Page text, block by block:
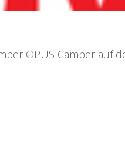
OPUS Camper auf